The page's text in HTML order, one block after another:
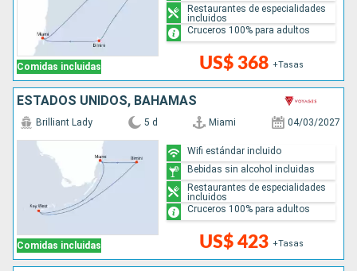
Comidas incluidas US$ 368 +Tasas
Restaurantes de especialidades
incluidos
Cruceros 100% para adultos
ESTADOS UNIDOS, BAHAMAS
Comidas incluidas
Brilliant Lady 5 d Miami 04/03/2027
US$ 423 +Tasas
Wifi estándar incluido
Bebidas sin alcohol incluidas
Restaurantes de especialidades
incluidos
Cruceros 100% para adultos